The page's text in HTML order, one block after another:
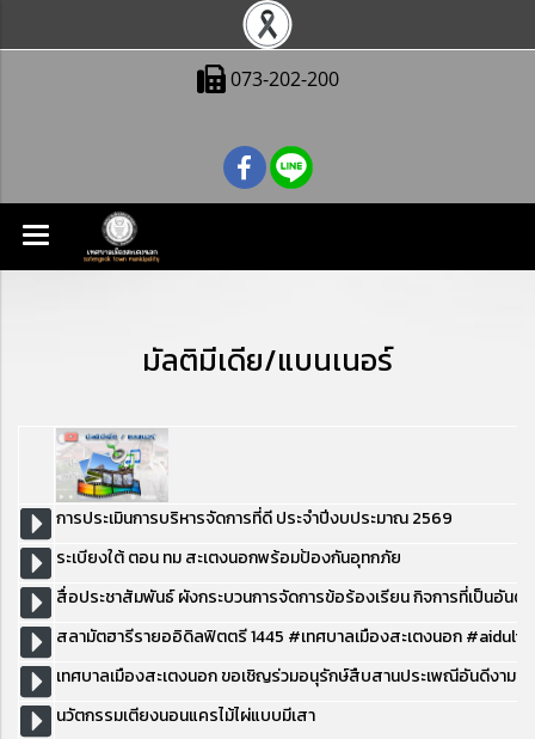
073-202-200
มัลติมีเดีย/แบนเนอร์
การประเมินการบริหารจัดการที่ดี ประจำปีงบประมาณ 2569
ระเบียงใต้ ตอน ทม สะเตงนอกพร้อมป้องกันอุทกภัย
สื่อประชาสัมพันธ์ ผังกระบวนการจัดการข้อร้องเรียน กิจการที่เป็นอั
สลามัตฮารีรายออิดิลฟิตตรี 1445 #เทศบาลเมืองสะเตงนอก
เทศบาลเมืองสะเตงนอก ขอเชิญร่วมอนุรักษ์สืบสานประเพณีอันดีงามข
นวัตกรรมเตียงนอนแครไม้ไผ่แบบมีเสา